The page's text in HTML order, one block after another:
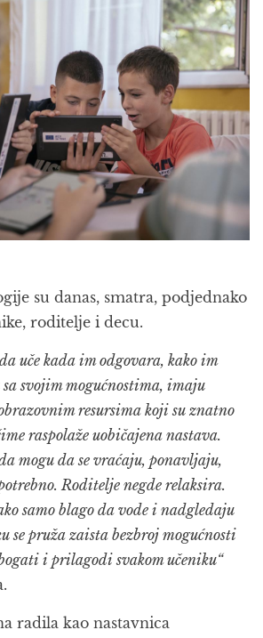
su danas, smatra, podjednako
roditelje i decu.
uče kada im odgovara, kako im
svojim mogućnostima, imaju
resursima koji su znatno
raspolaže uobičajena nastava.
mogu da se vraćaju, ponavljaju,
Roditelje negde relaksira.
samo blago da vode i nadgledaju
se pruža zaista bezbroj mogućnosti
i prilagodi svakom učeniku“
radila kao nastavnica